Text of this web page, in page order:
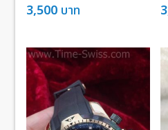
3,500 บาท